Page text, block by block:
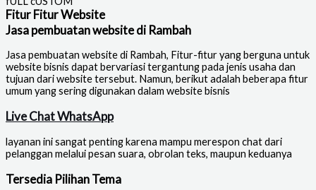
Fitur Fitur Website
Jasa pembuatan website di Rambah
Jasa pembuatan website di Rambah, Fitur-fitur yang berguna untuk
website bisnis dapat bervariasi tergantung pada jenis usaha dan
tujuan dari website tersebut. Namun, berikut adalah beberapa fitur
umum yang sering digunakan dalam website bisnis
Live Chat WhatsApp
layanan ini sangat penting karena mampu merespon chat dari
pelanggan melalui pesan suara, obrolan teks, maupun keduanya
Tersedia Pilihan Tema